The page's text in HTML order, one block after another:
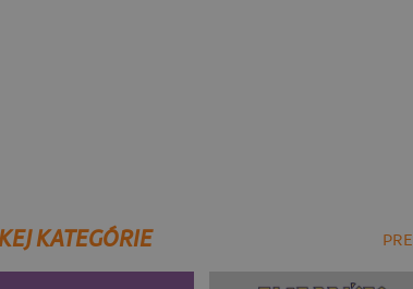
KATEGÓRIE